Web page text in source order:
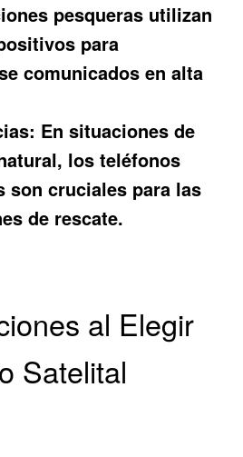
pesqueras utilizan
para
comunicados en alta
En situaciones de
los teléfonos
son cruciales para las
de rescate.
al Elegir
Satelital